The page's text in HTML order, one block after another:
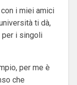
i miei amici
ti dà,
i singoli
per me è
che